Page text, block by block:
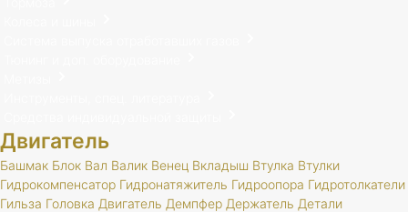
Двигатель
Башмак Блок Вал Валик Венец Вкладыш Втулка Втулки
Гидрокомпенсатор Гидронатяжитель Гидроопора Гидротолкатели
Гильза Головка Двигатель Демпфер Держатель Детали